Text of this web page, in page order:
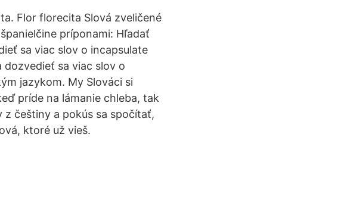
Flor florecita Slová zveličené
príponami: Hľadať
sa viac slov o incapsulate
sa viac slov o
jazykom. My Slováci si
príde na lámanie chleba, tak
z češtiny a pokús sa spočítať,
ktoré už vieš.